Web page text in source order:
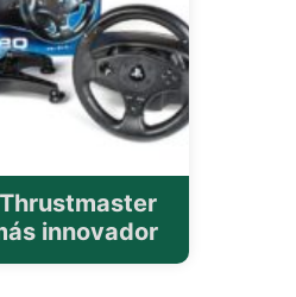
innovador